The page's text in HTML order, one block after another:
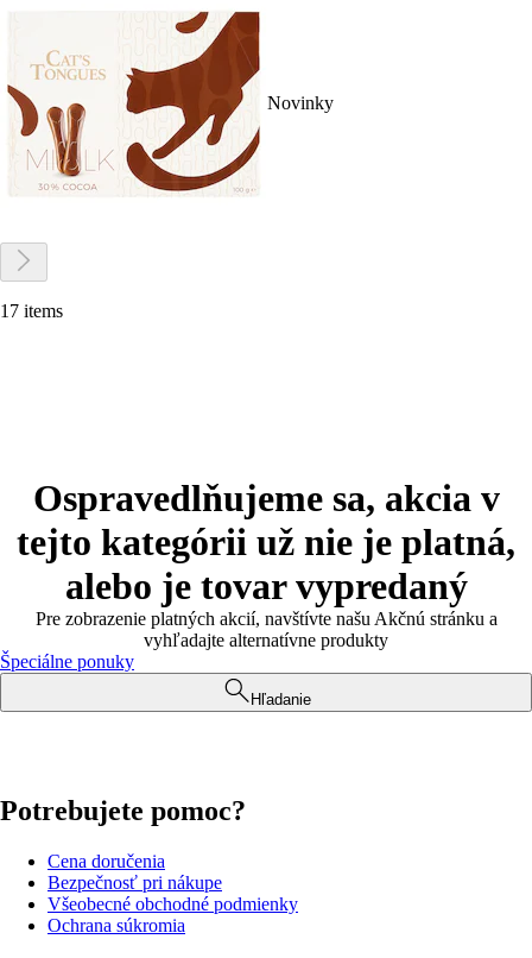
Novinky
17 items
Ospravedlňujeme sa, akcia v
tejto kategórii už nie je platná,
alebo je tovar vypredaný
Pre zobrazenie platných akcií, navštívte našu Akčnú stránku a
vyhľadajte alternatívne produkty
Špeciálne ponuky
Hľadanie
Potrebujete pomoc?
Cena doručenia
Bezpečnosť pri nákupe
Všeobecné obchodné podmienky
Ochrana súkromia